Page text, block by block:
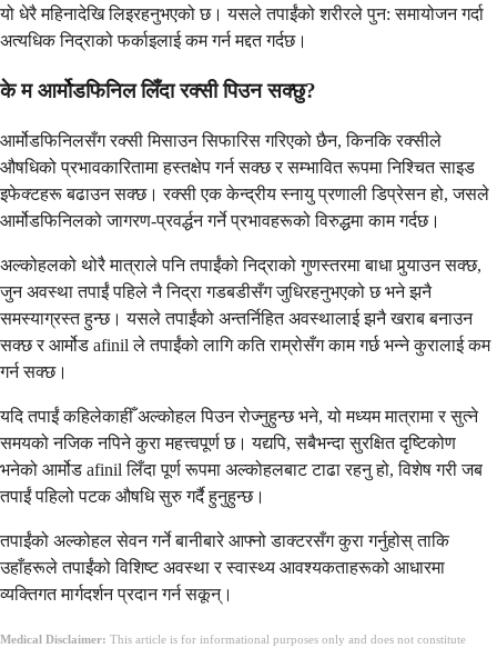
यो धेरै महिनादेखि लिइरहनुभएको छ। यसले तपाईंको शरीरले पुन: समायोजन गर्दा
अत्यधिक निद्राको फर्काइलाई कम गर्न मद्दत गर्दछ।
के म आर्मोडफिनिल लिँदा रक्सी पिउन सक्छु?
आर्मोडफिनिलसँग रक्सी मिसाउन सिफारिस गरिएको छैन, किनकि रक्सीले
औषधिको प्रभावकारितामा हस्तक्षेप गर्न सक्छ र सम्भावित रूपमा निश्चित साइड
इफेक्टहरू बढाउन सक्छ। रक्सी एक केन्द्रीय स्नायु प्रणाली डिप्रेसन हो, जसले
आर्मोडफिनिलको जागरण-प्रवर्द्धन गर्ने प्रभावहरूको विरुद्धमा काम गर्दछ।
अल्कोहलको थोरै मात्राले पनि तपाईंको निद्राको गुणस्तरमा बाधा पुर्‍याउन सक्छ,
जुन अवस्था तपाईं पहिले नै निद्रा गडबडीसँग जुधिरहनुभएको छ भने झनै
समस्याग्रस्त हुन्छ। यसले तपाईंको अन्तर्निहित अवस्थालाई झनै खराब बनाउन
सक्छ र आर्मोड afinil ले तपाईंको लागि कति राम्रोसँग काम गर्छ भन्ने कुरालाई कम
गर्न सक्छ।
यदि तपाईं कहिलेकाहीँ अल्कोहल पिउन रोज्नुहुन्छ भने, यो मध्यम मात्रामा र सुत्ने
समयको नजिक नपिने कुरा महत्त्वपूर्ण छ। यद्यपि, सबैभन्दा सुरक्षित दृष्टिकोण
भनेको आर्मोड afinil लिँदा पूर्ण रूपमा अल्कोहलबाट टाढा रहनु हो, विशेष गरी जब
तपाईं पहिलो पटक औषधि सुरु गर्दै हुनुहुन्छ।
तपाईंको अल्कोहल सेवन गर्ने बानीबारे आफ्नो डाक्टरसँग कुरा गर्नुहोस् ताकि
उहाँहरूले तपाईंको विशिष्ट अवस्था र स्वास्थ्य आवश्यकताहरूको आधारमा
व्यक्तिगत मार्गदर्शन प्रदान गर्न सकून्।
Medical Disclaimer: This article is for informational purposes only and does not constitute